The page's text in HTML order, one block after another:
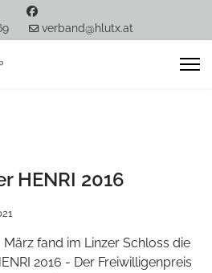
verband@hlutx.at
HENRI 2016
fand im Linzer Schloss die
2016 - Der Freiwilligenpreis